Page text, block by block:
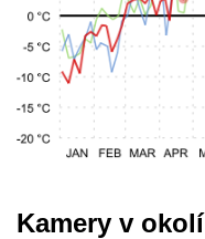
Kamery v okolí